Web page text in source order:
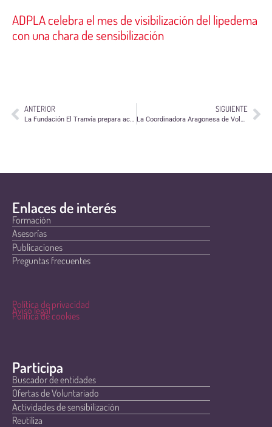
ADPLA celebra el mes de visibilización del lipedema
con una chara de sensibilización
ANTERIOR
La Fundación El Tranvía prepara actividades comunitarias para febrero
SIGUIENTE
La Coordinadora Aragonesa de Voluntariado participa en la organización del próximo Congreso Estatal de Voluntariado, que se celebrará en Huesca
Enlaces de interés
Formación
Asesorías
Publicaciones
Preguntas frecuentes
Política de privacidad
Aviso legal
Política de cookies
Participa
Buscador de entidades
Ofertas de Voluntariado
Actividades de sensibilización
Reutiliza